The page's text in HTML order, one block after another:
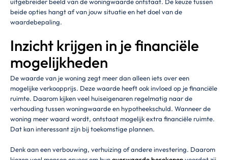
beide opties hangt af van jouw situatie en het doel van de
waardebepaling.
Inzicht krijgen in je financiële
mogelijkheden
De waarde van je woning zegt meer dan alleen iets over een
mogelijke verkoopprijs. Deze waarde heeft ook invloed op je financiële
ruimte. Daarom kijken veel huiseigenaren regelmatig naar de
verhouding tussen woningwaarde en hypotheekschuld. Wanneer de
woning meer waard wordt, ontstaat mogelijk extra financiële ruimte.
Dat kan interessant zijn bij toekomstige plannen.
Denk aan een verbouwing, verhuizing of andere investering. Daarom